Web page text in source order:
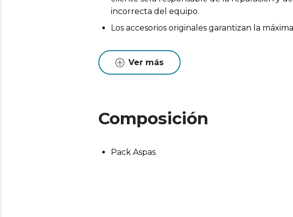
incorrecta del equipo.
Los accesorios originales garantizan la
Ver más
Composición
Pack Aspas